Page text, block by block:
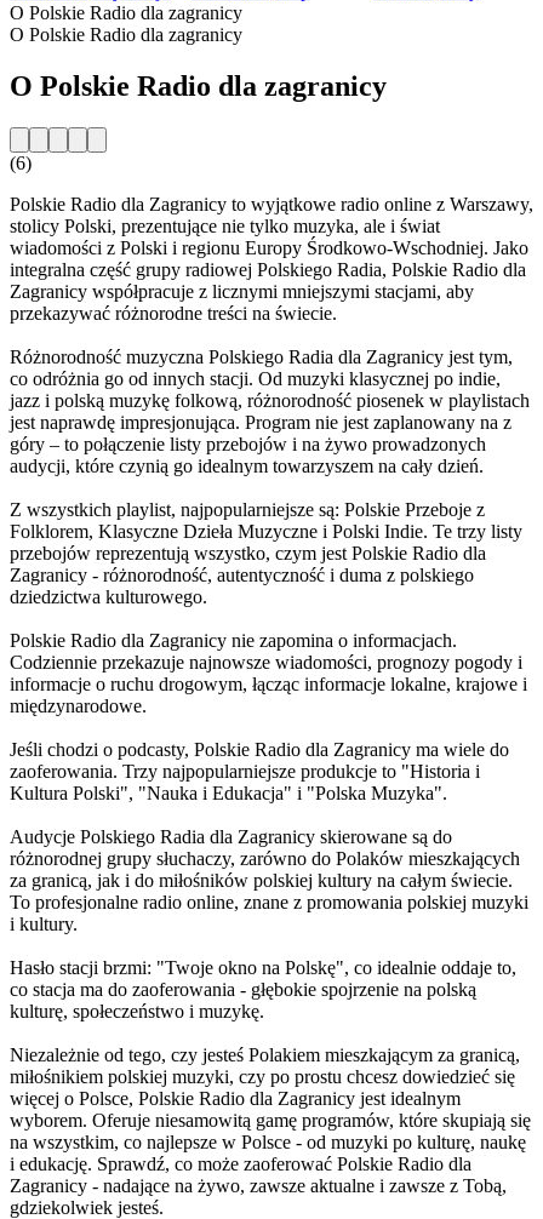
O Polskie Radio dla zagranicy
O Polskie Radio dla zagranicy
O Polskie Radio dla zagranicy
(6)
Polskie Radio dla Zagranicy to wyjątkowe radio online z Warszawy,
stolicy Polski, prezentujące nie tylko muzyka, ale i świat
wiadomości z Polski i regionu Europy Środkowo-Wschodniej. Jako
integralna część grupy radiowej Polskiego Radia, Polskie Radio dla
Zagranicy współpracuje z licznymi mniejszymi stacjami, aby
przekazywać różnorodne treści na świecie.
Różnorodność muzyczna Polskiego Radia dla Zagranicy jest tym,
co odróżnia go od innych stacji. Od muzyki klasycznej po indie,
jazz i polską muzykę folkową, różnorodność piosenek w playlistach
jest naprawdę impresjonująca. Program nie jest zaplanowany na z
góry – to połączenie listy przebojów i na żywo prowadzonych
audycji, które czynią go idealnym towarzyszem na cały dzień.
Z wszystkich playlist, najpopularniejsze są: Polskie Przeboje z
Folklorem, Klasyczne Dzieła Muzyczne i Polski Indie. Te trzy listy
przebojów reprezentują wszystko, czym jest Polskie Radio dla
Zagranicy - różnorodność, autentyczność i duma z polskiego
dziedzictwa kulturowego.
Polskie Radio dla Zagranicy nie zapomina o informacjach.
Codziennie przekazuje najnowsze wiadomości, prognozy pogody i
informacje o ruchu drogowym, łącząc informacje lokalne, krajowe i
międzynarodowe.
Jeśli chodzi o podcasty, Polskie Radio dla Zagranicy ma wiele do
zaoferowania. Trzy najpopularniejsze produkcje to "Historia i
Kultura Polski", "Nauka i Edukacja" i "Polska Muzyka".
Audycje Polskiego Radia dla Zagranicy skierowane są do
różnorodnej grupy słuchaczy, zarówno do Polaków mieszkających
za granicą, jak i do miłośników polskiej kultury na całym świecie.
To profesjonalne radio online, znane z promowania polskiej muzyki
i kultury.
Hasło stacji brzmi: "Twoje okno na Polskę", co idealnie oddaje to,
co stacja ma do zaoferowania - głębokie spojrzenie na polską
kulturę, społeczeństwo i muzykę.
Niezależnie od tego, czy jesteś Polakiem mieszkającym za granicą,
miłośnikiem polskiej muzyki, czy po prostu chcesz dowiedzieć się
więcej o Polsce, Polskie Radio dla Zagranicy jest idealnym
wyborem. Oferuje niesamowitą gamę programów, które skupiają się
na wszystkim, co najlepsze w Polsce - od muzyki po kulturę, naukę
i edukację. Sprawdź, co może zaoferować Polskie Radio dla
Zagranicy - nadające na żywo, zawsze aktualne i zawsze z Tobą,
gdziekolwiek jesteś.